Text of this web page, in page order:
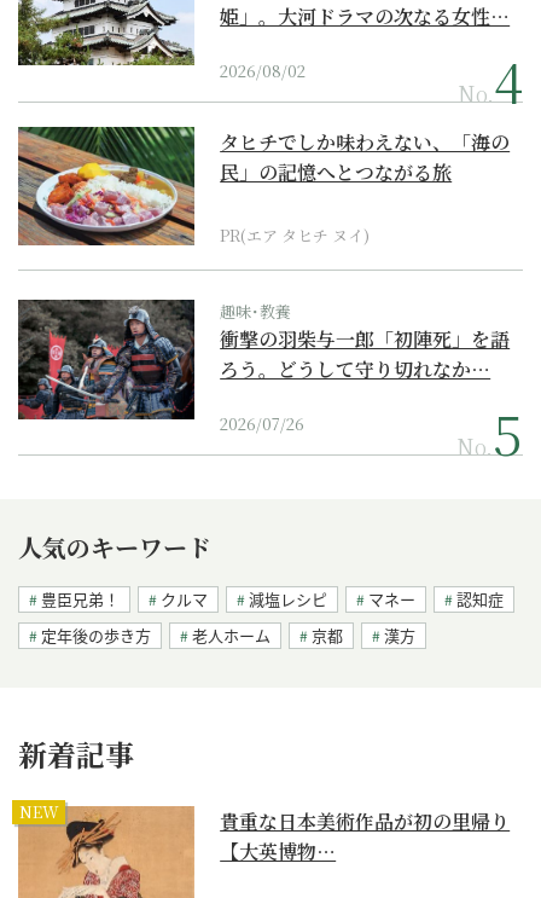
姫」。大河ドラマの次なる女性…
2026/08/02
No.
タヒチでしか味わえない、「海の
民」の記憶へとつながる旅
PR(エア タヒチ ヌイ)
趣味･教養
衝撃の羽柴与一郎「初陣死」を語
ろう。どうして守り切れなか…
2026/07/26
No.
人気のキーワード
豊臣兄弟！ クルマ 減塩レシピ マネー
認知症
定年後の歩き方
老人ホーム 京都 漢方
新着記事
NEW
貴重な日本美術作品が初の里帰り
【大英博物…